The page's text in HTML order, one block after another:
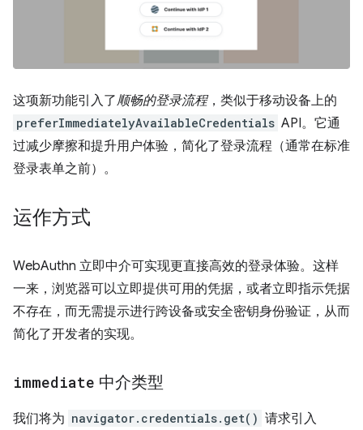
这项新功能引入了顺畅的登录流程，类似于移动设备上的
preferImmediatelyAvailableCredentials API。它通
过减少摩擦和提升用户体验，简化了登录流程（通常在标准
登录表单之前）。
运作方式
WebAuthn 立即中介可实现更直接高效的登录体验。这样
一来，浏览器可以立即提供可用的凭据，或者立即指示凭据
不存在，而无需提示进行跨设备或安全密钥身份验证，从而
简化了开发者的实现。
immediate 中介类型
我们将为 navigator.credentials.get() 请求引入